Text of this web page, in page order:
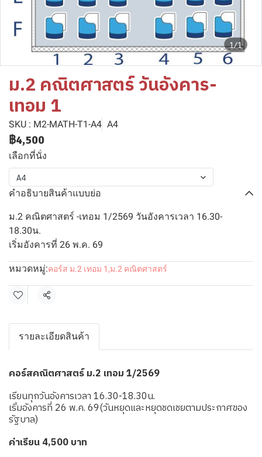
1/1
ม.2 คณิตศาสตร์ วันอังคาร-
เทอม 1
SKU : M2-MATH-T1-A4 A4
฿4,500
เลือกที่นั่ง
A4
คำอธิบายสินค้าแบบย่อ
ม.2 คณิตศาสตร์ -เทอม 1/2569 วันอังคารเวลา 16.30-
18.30น.
เริ่มอังคารที่ 26 พ.ค. 69
หมวดหมู่:คอร์ส ม.2 เทอม 1 ,ม.2 คณิตศาสตร์
แชร์
รายละเอียดสินค้า
คอร์สคณิตศาสตร์ ม.2 เทอม 1/2569
เรียนทุกวันอังคารเวลา 16.30-18.30น.
เริ่มอังคารที่ 26 พ.ค. 69(วันหยุดและหยุดชดเชยตามประกาศของ
รัฐบาล)
ค่าเรียน 4,500 บาท